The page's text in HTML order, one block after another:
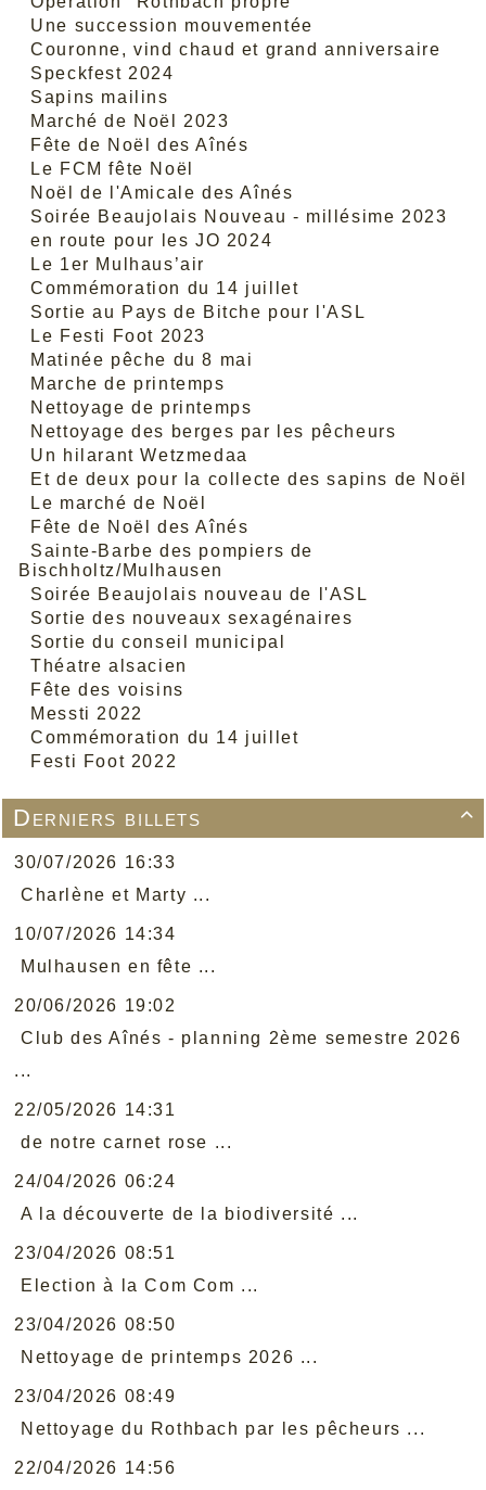
Une succession mouvementée
Couronne, vind chaud et grand anniversaire
Speckfest 2024
Sapins mailins
Marché de Noël 2023
Fête de Noël des Aînés
Le FCM fête Noël
Noël de l'Amicale des Aînés
Soirée Beaujolais Nouveau - millésime 2023
en route pour les JO 2024
Le 1er Mulhaus’air
Commémoration du 14 juillet
Sortie au Pays de Bitche pour l'ASL
Le Festi Foot 2023
Matinée pêche du 8 mai
Marche de printemps
Nettoyage de printemps
Nettoyage des berges par les pêcheurs
Un hilarant Wetzmedaa
Et de deux pour la collecte des sapins de Noël
Le marché de Noël
Fête de Noël des Aînés
Sainte-Barbe des pompiers de
Bischholtz/Mulhausen
Soirée Beaujolais nouveau de l'ASL
Sortie des nouveaux sexagénaires
Sortie du conseil municipal
Théatre alsacien
Fête des voisins
Messti 2022
Commémoration du 14 juillet
Festi Foot 2022

Derniers billets
30/07/2026 16:33
Charlène et Marty ...
10/07/2026 14:34
Mulhausen en fête ...
20/06/2026 19:02
Club des Aînés - planning 2ème semestre 2026
...
22/05/2026 14:31
de notre carnet rose ...
24/04/2026 06:24
A la découverte de la biodiversité ...
23/04/2026 08:51
Election à la Com Com ...
23/04/2026 08:50
Nettoyage de printemps 2026 ...
23/04/2026 08:49
Nettoyage du Rothbach par les pêcheurs ...
22/04/2026 14:56